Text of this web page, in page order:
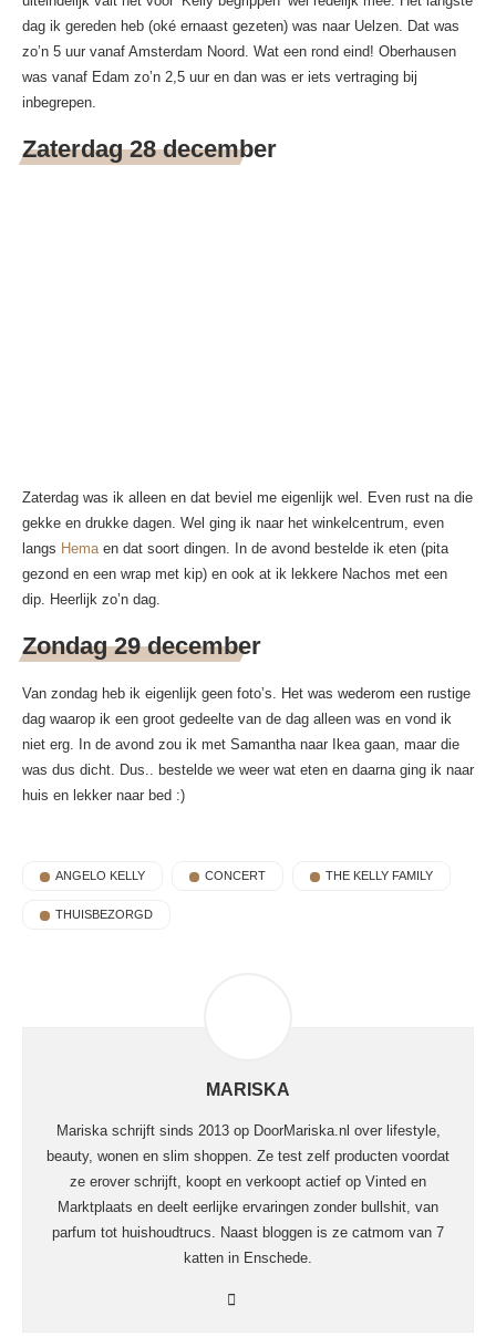
dag ik gereden heb (oké ernaast gezeten) was naar Uelzen. Dat was
zo’n 5 uur vanaf Amsterdam Noord. Wat een rond eind! Oberhausen
was vanaf Edam zo’n 2,5 uur en dan was er iets vertraging bij
inbegrepen.
Zaterdag 28 december
Zaterdag was ik alleen en dat beviel me eigenlijk wel. Even rust na die
gekke en drukke dagen. Wel ging ik naar het winkelcentrum, even
langs Hemaen dat soort dingen. In de avond bestelde ik eten (pita
gezond en een wrap met kip) en ook at ik lekkere Nachos met een
dip. Heerlijk zo’n dag.
Zondag 29 december
Van zondag heb ik eigenlijk geen foto’s. Het was wederom een rustige
dag waarop ik een groot gedeelte van de dag alleen was en vond ik
niet erg. In de avond zou ik met Samantha naar Ikea gaan, maar die
was dus dicht. Dus.. bestelde we weer wat eten en daarna ging ik naar
huis en lekker naar bed :)
ANGELO KELLY CONCERT THE KELLY FAMILY
THUISBEZORGD
MARISKA
Mariska schrijft sinds 2013 op DoorMariska.nl over lifestyle,
beauty, wonen en slim shoppen. Ze test zelf producten voordat
ze erover schrijft, koopt en verkoopt actief op Vinted en
Marktplaats en deelt eerlijke ervaringen zonder bullshit, van
parfum tot huishoudtrucs. Naast bloggen is ze catmom van 7
katten in Enschede.